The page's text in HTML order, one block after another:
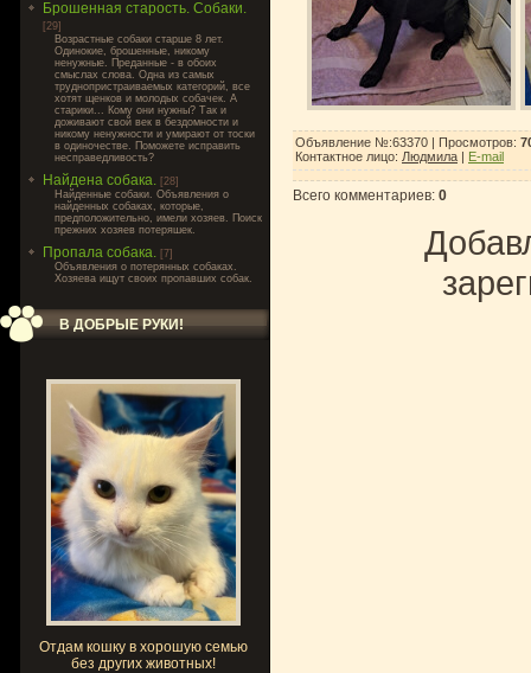
Брошенная старость. Собаки.
[29]
Возрастные собаки старше 8 лет.
Одинокие, брошенные, никому
ненужные. Преданные - в обоих
смыслах слова. Одна из самых
труднопристраиваемых категорий, все
хотят щенков и молодых собачек. А
старики... Кому они нужны? Так и
доживают свой век в бездомности и
никому ненужности и умирают от тоски
в одиночестве. Поможете исправить
несправедливость?
Найдена собака. [28]
Найденные собаки. Объявления о
найденных собаках, которые,
предположительно, имели хозяев. Поиск
прежних хозяев потеряшек.
Пропала собака. [7]
Объявления о потерянных собаках.
Хозяева ищут своих пропавших собак.
В ДОБРЫЕ РУКИ!
Отдам кошку в хорошую семью
без других животных!
Объявление №:63370 | Просмотров:
Контактное лицо: Людмила | E-mail
Всего комментариев: 0